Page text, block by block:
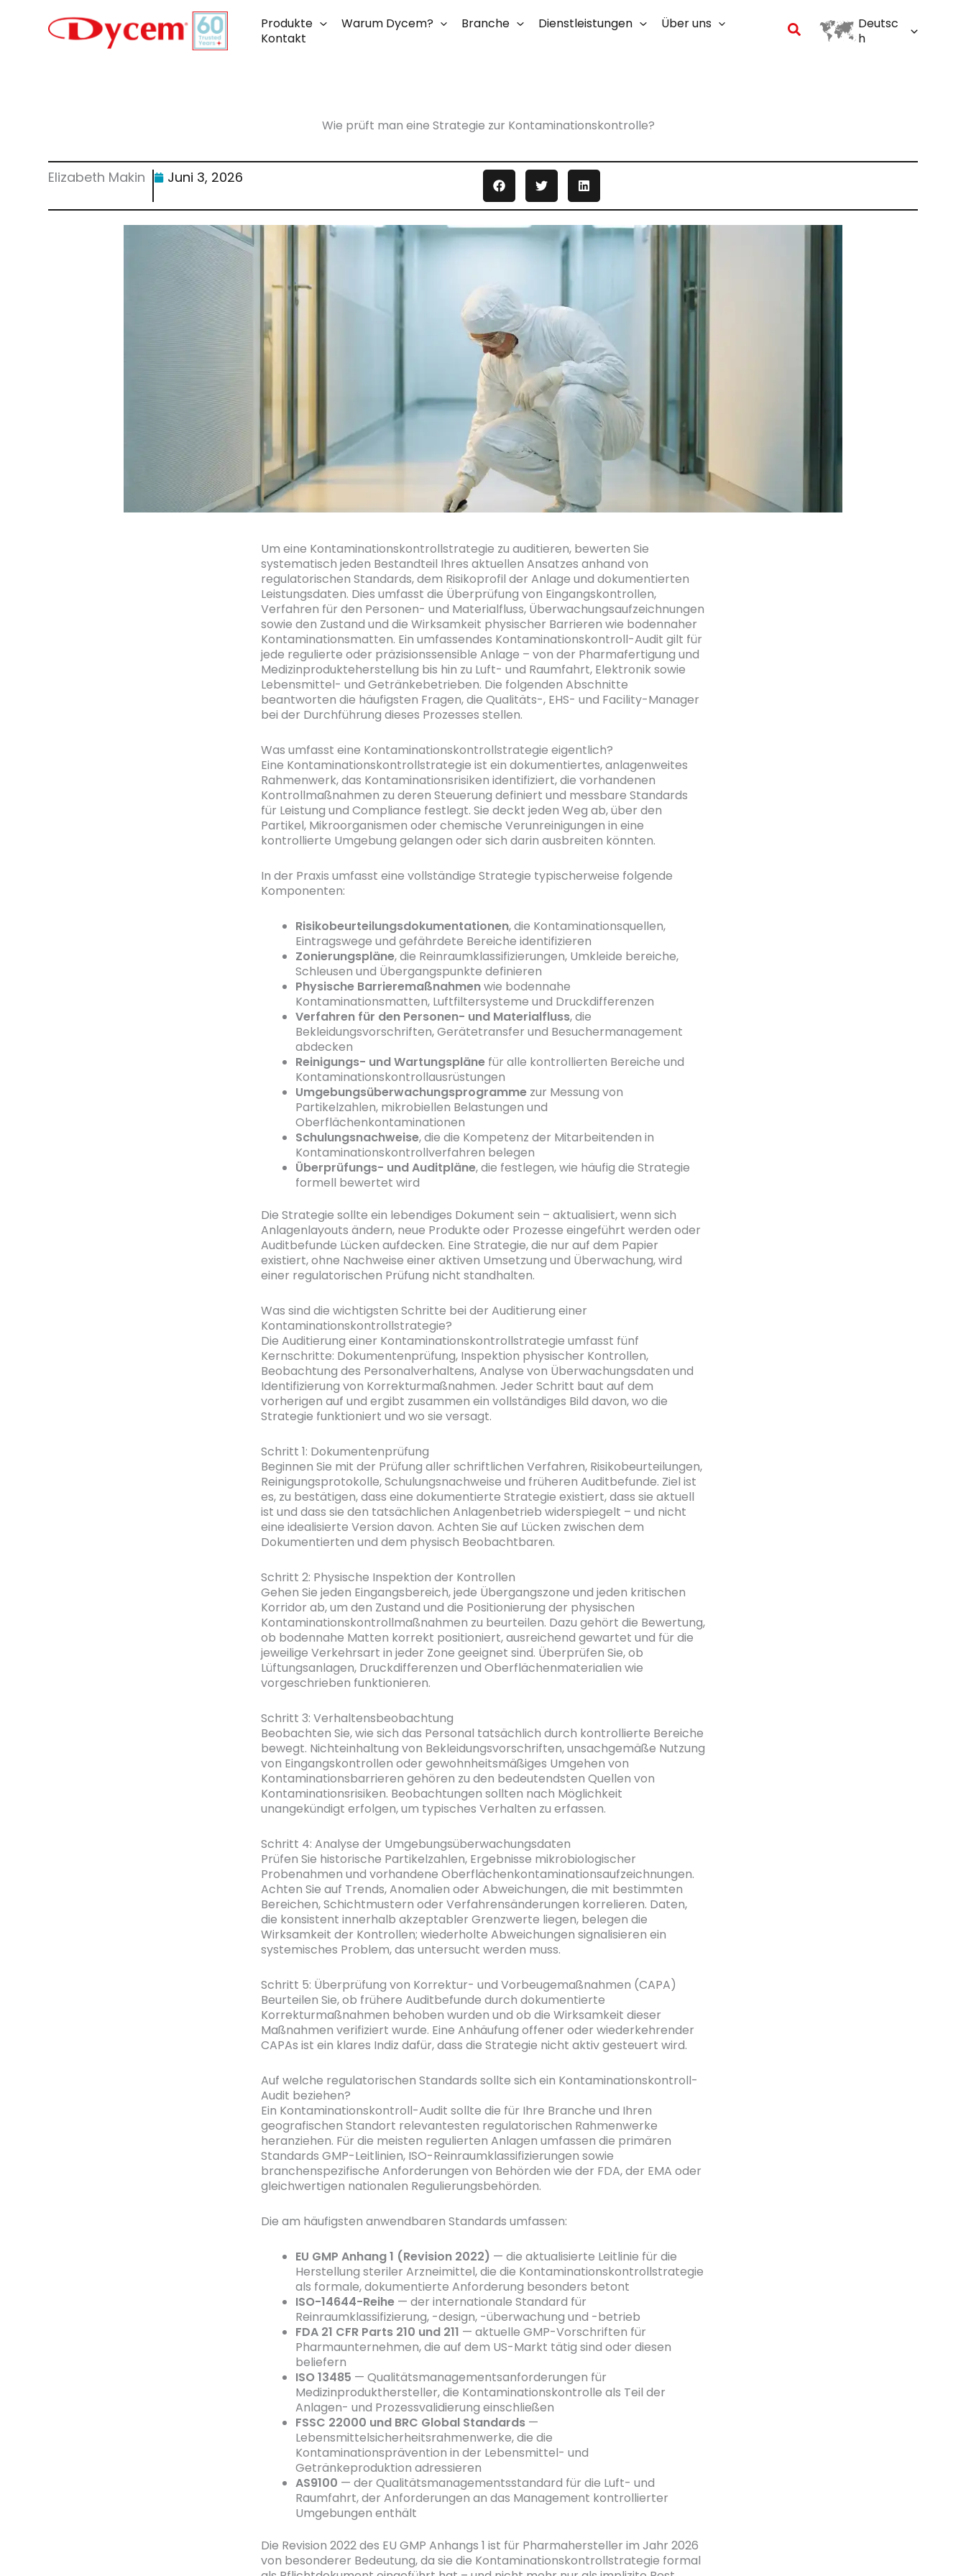
springen
Produkte Warum Dycem? Branche Dienstleistungen
Über uns
Kontakt
Suchen
Deutsc
h
Wie prüft man eine Strategie zur Kontaminationskontrolle?
Elizabeth Makin Juni 3, 2026
Um eine Kontaminationskontrollstrategie zu auditieren, bewerten Sie
systematisch jeden Bestandteil Ihres aktuellen Ansatzes anhand von
regulatorischen Standards, dem Risikoprofil der Anlage und dokumentierten
Leistungsdaten. Dies umfasst die Überprüfung von Eingangskontrollen,
Verfahren für den Personen- und Materialfluss, Überwachungsaufzeichnungen
sowie den Zustand und die Wirksamkeit physischer Barrieren wie bodennaher
Kontaminationsmatten. Ein umfassendes Kontaminationskontroll-Audit gilt für
jede regulierte oder präzisionssensible Anlage – von der Pharmafertigung und
Medizinprodukteherstellung bis hin zu Luft- und Raumfahrt, Elektronik sowie
Lebensmittel- und Getränkebetrieben. Die folgenden Abschnitte
beantworten die häufigsten Fragen, die Qualitäts-, EHS- und Facility-Manager
bei der Durchführung dieses Prozesses stellen.
Was umfasst eine Kontaminationskontrollstrategie eigentlich?
Eine Kontaminationskontrollstrategie ist ein dokumentiertes, anlagenweites
Rahmenwerk, das Kontaminationsrisiken identifiziert, die vorhandenen
Kontrollmaßnahmen zu deren Steuerung definiert und messbare Standards
für Leistung und Compliance festlegt. Sie deckt jeden Weg ab, über den
Partikel, Mikroorganismen oder chemische Verunreinigungen in eine
kontrollierte Umgebung gelangen oder sich darin ausbreiten könnten.
In der Praxis umfasst eine vollständige Strategie typischerweise folgende
Komponenten:
Risikobeurteilungsdokumentationen, die Kontaminationsquellen,
Eintragswege und gefährdete Bereiche identifizieren
Zonierungspläne, die Reinraumklassifizierungen, Umkleide bereiche,
Schleusen und Übergangspunkte definieren
Physische Barrieremaßnahmenwie bodennahe
Kontaminationsmatten, Luftfiltersysteme und Druckdifferenzen
Verfahren für den Personen- und Materialfluss, die
Bekleidungsvorschriften, Gerätetransfer und Besuchermanagement
abdecken
Reinigungs- und Wartungsplänefür alle kontrollierten Bereiche und
Kontaminationskontrollausrüstungen
Umgebungsüberwachungsprogrammezur Messung von
Partikelzahlen, mikrobiellen Belastungen und
Oberflächenkontaminationen
Schulungsnachweise, die die Kompetenz der Mitarbeitenden in
Kontaminationskontrollverfahren belegen
Überprüfungs- und Auditpläne, die festlegen, wie häufig die Strategie
formell bewertet wird
Die Strategie sollte ein lebendiges Dokument sein – aktualisiert, wenn sich
Anlagenlayouts ändern, neue Produkte oder Prozesse eingeführt werden oder
Auditbefunde Lücken aufdecken. Eine Strategie, die nur auf dem Papier
existiert, ohne Nachweise einer aktiven Umsetzung und Überwachung, wird
einer regulatorischen Prüfung nicht standhalten.
Was sind die wichtigsten Schritte bei der Auditierung einer
Kontaminationskontrollstrategie?
Die Auditierung einer Kontaminationskontrollstrategie umfasst fünf
Kernschritte: Dokumentenprüfung, Inspektion physischer Kontrollen,
Beobachtung des Personalverhaltens, Analyse von Überwachungsdaten und
Identifizierung von Korrekturmaßnahmen. Jeder Schritt baut auf dem
vorherigen auf und ergibt zusammen ein vollständiges Bild davon, wo die
Strategie funktioniert und wo sie versagt.
Schritt 1: Dokumentenprüfung
Beginnen Sie mit der Prüfung aller schriftlichen Verfahren, Risikobeurteilungen,
Reinigungsprotokolle, Schulungsnachweise und früheren Auditbefunde. Ziel ist
es, zu bestätigen, dass eine dokumentierte Strategie existiert, dass sie aktuell
ist und dass sie den tatsächlichen Anlagenbetrieb widerspiegelt – und nicht
eine idealisierte Version davon. Achten Sie auf Lücken zwischen dem
Dokumentierten und dem physisch Beobachtbaren.
Schritt 2: Physische Inspektion der Kontrollen
Gehen Sie jeden Eingangsbereich, jede Übergangszone und jeden kritischen
Korridor ab, um den Zustand und die Positionierung der physischen
Kontaminationskontrollmaßnahmen zu beurteilen. Dazu gehört die Bewertung,
ob bodennahe Matten korrekt positioniert, ausreichend gewartet und für die
jeweilige Verkehrsart in jeder Zone geeignet sind. Überprüfen Sie, ob
Lüftungsanlagen, Druckdifferenzen und Oberflächenmaterialien wie
vorgeschrieben funktionieren.
Schritt 3: Verhaltensbeobachtung
Beobachten Sie, wie sich das Personal tatsächlich durch kontrollierte Bereiche
bewegt. Nichteinhaltung von Bekleidungsvorschriften, unsachgemäße Nutzung
von Eingangskontrollen oder gewohnheitsmäßiges Umgehen von
Kontaminationsbarrieren gehören zu den bedeutendsten Quellen von
Kontaminationsrisiken. Beobachtungen sollten nach Möglichkeit
unangekündigt erfolgen, um typisches Verhalten zu erfassen.
Schritt 4: Analyse der Umgebungsüberwachungsdaten
Prüfen Sie historische Partikelzahlen, Ergebnisse mikrobiologischer
Probenahmen und vorhandene Oberflächenkontaminationsaufzeichnungen.
Achten Sie auf Trends, Anomalien oder Abweichungen, die mit bestimmten
Bereichen, Schichtmustern oder Verfahrensänderungen korrelieren. Daten,
die konsistent innerhalb akzeptabler Grenzwerte liegen, belegen die
Wirksamkeit der Kontrollen; wiederholte Abweichungen signalisieren ein
systemisches Problem, das untersucht werden muss.
Schritt 5: Überprüfung von Korrektur- und Vorbeugemaßnahmen (CAPA)
Beurteilen Sie, ob frühere Auditbefunde durch dokumentierte
Korrekturmaßnahmen behoben wurden und ob die Wirksamkeit dieser
Maßnahmen verifiziert wurde. Eine Anhäufung offener oder wiederkehrender
CAPAs ist ein klares Indiz dafür, dass die Strategie nicht aktiv gesteuert wird.
Auf welche regulatorischen Standards sollte sich ein Kontaminationskontroll-
Audit beziehen?
Ein Kontaminationskontroll-Audit sollte die für Ihre Branche und Ihren
geografischen Standort relevantesten regulatorischen Rahmenwerke
heranziehen. Für die meisten regulierten Anlagen umfassen die primären
Standards GMP-Leitlinien, ISO-Reinraumklassifizierungen sowie
branchenspezifische Anforderungen von Behörden wie der FDA, der EMA oder
gleichwertigen nationalen Regulierungsbehörden.
Die am häufigsten anwendbaren Standards umfassen:
EU GMP Anhang 1 (Revision 2022) — die aktualisierte Leitlinie für die
Herstellung steriler Arzneimittel, die die Kontaminationskontrollstrategie
als formale, dokumentierte Anforderung besonders betont
ISO-14644-Reihe— der internationale Standard für
Reinraumklassifizierung, -design, -überwachung und -betrieb
FDA 21 CFR Parts 210 und 211 — aktuelle GMP-Vorschriften für
Pharmaunternehmen, die auf dem US-Markt tätig sind oder diesen
beliefern
ISO 13485 — Qualitätsmanagementsanforderungen für
Medizinprodukthersteller, die Kontaminationskontrolle als Teil der
Anlagen- und Prozessvalidierung einschließen
FSSC 22000 und BRC Global Standards—
Lebensmittelsicherheitsrahmenwerke, die die
Kontaminationsprävention in der Lebensmittel- und
Getränkeproduktion adressieren
AS9100 — der Qualitätsmanagementsstandard für die Luft- und
Raumfahrt, der Anforderungen an das Management kontrollierter
Umgebungen enthält
Die Revision 2022 des EU GMP Anhangs 1 ist für Pharmahersteller im Jahr 2026
von besonderer Bedeutung, da sie die Kontaminationskontrollstrategie formal